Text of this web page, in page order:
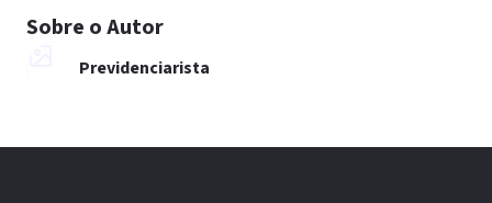
Sobre o Autor
Previdenciarista